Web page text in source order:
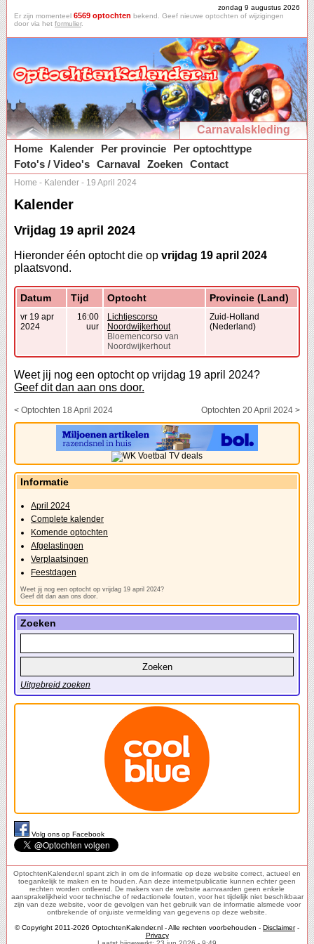
zondag 9 augustus 2026
Er zijn momenteel 6569 optochten bekend. Geef nieuwe optochten of wijzigingen
door via het formulier.
Carnavalskleding
Home
Kalender Per provincie
Per optochttype
Foto's / Video's Carnaval Zoeken Contact
Home - Kalender - 19 April 2024
Kalender
Vrijdag 19 april 2024
Hieronder één optocht die op vrijdag 19 april 2024
plaatsvond.
Datum Tijd Optocht Provincie (Land)
vr 19 apr
2024
16:00
uur
Lichtjescorso
Noordwijkerhout
Bloemencorso van
Noordwijkerhout
Zuid-Holland
(Nederland)
Weet jij nog een optocht op vrijdag 19 april 2024?
Geef dit dan aan ons door.
< Optochten 18 April 2024 Optochten 20 April 2024 >
Informatie
April 2024
Complete kalender
Komende optochten
Afgelastingen
Verplaatsingen
Feestdagen
Weet jij nog een optocht op vrijdag 19 april 2024?
Geef dit dan aan ons door.
Zoeken
Uitgebreid zoeken
Volg ons op Facebook
OptochtenKalender.nl spant zich in om de informatie op deze website correct, actueel en
toegankelijk te maken en te houden. Aan deze internetpublicatie kunnen echter geen
rechten worden ontleend. De makers van de website aanvaarden geen enkele
aansprakelijkheid voor technische of redactionele fouten, voor het tijdelijk niet beschikbaar
zijn van deze website, voor de gevolgen van het gebruik van de informatie alsmede voor
ontbrekende of onjuiste vermelding van gegevens op deze website.
© Copyright 2011-2026 OptochtenKalender.nl - Alle rechten voorbehouden - Disclaimer-
Privacy